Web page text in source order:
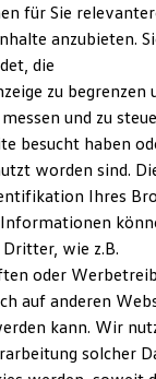
zu
und
für Sie
anzubieten.
die
zu begrenzen
und zu
besucht haben
worden sind.
Ihres
wie z.B.
oder
auf anderen
kann. Wir
solcher